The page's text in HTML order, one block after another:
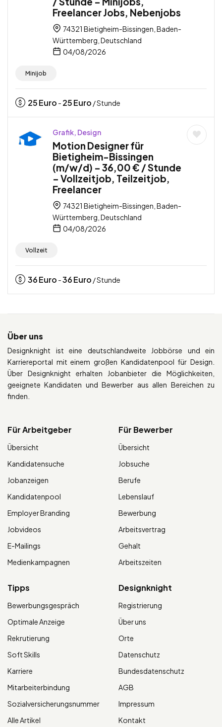
Freelancer Jobs, Nebenjobs
74321 Bietigheim-Bissingen, Baden-
Württemberg, Deutschland
04/08/2026
Minijob
25Euro - 25Euro / Stunde
Grafik, Design
Motion Designer für
Bietigheim-Bissingen
(m/w/d) – 36,00 € / Stunde
– Vollzeitjob, Teilzeitjob,
Freelancer
74321 Bietigheim-Bissingen, Baden-
Württemberg, Deutschland
04/08/2026
Vollzeit
36Euro -36Euro / Stunde
Über uns
Designknight ist eine deutschlandweite Jobbörse und ein
Karriereportal mit einem großen Kandidatenpool für Design.
Über Designknight erhalten Jobanbieter die Möglichkeiten,
geeignete Kandidaten und Bewerber aus allen Bereichen zu
finden.
Für Arbeitgeber
Übersicht
Kandidatensuche
Jobanzeigen
Kandidatenpool
Employer Branding
Jobvideos
E-Mailings
Medienkampagnen
Für Bewerber
Übersicht
Jobsuche
Berufe
Lebenslauf
Bewerbung
Arbeitsvertrag
Gehalt
Arbeitszeiten
Tipps
Bewerbungsgespräch
Optimale Anzeige
Rekrutierung
Soft Skills
Karriere
Mitarbeiterbindung
Sozialversicherungsnummer
Alle Artikel
Designknight
Registrierung
Über uns
Orte
Datenschutz
Bundesdatenschutz
AGB
Impressum
Kontakt